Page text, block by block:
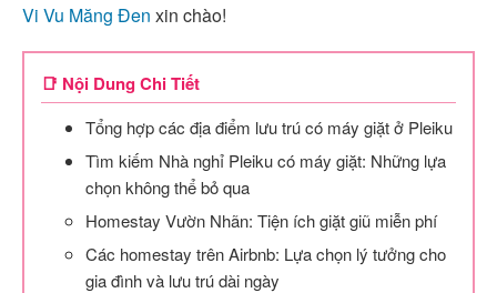
Vi Vu Măng Đen xin chào!
📑 Nội Dung Chi Tiết
Tổng hợp các địa điểm lưu trú có máy giặt ở Pleiku
Tìm kiếm Nhà nghỉ Pleiku có máy giặt: Những lựa
chọn không thể bỏ qua
Homestay Vườn Nhãn: Tiện ích giặt giũ miễn phí
Các homestay trên Airbnb: Lựa chọn lý tưởng cho
gia đình và lưu trú dài ngày